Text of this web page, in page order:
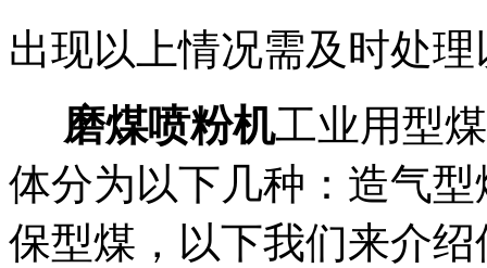
出现以上情况需及时处
磨煤喷粉机工业用型
体分为以下几种：造气
保型煤，以下我们来介